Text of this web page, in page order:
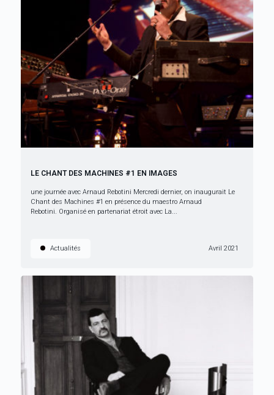
LE CHANT DES MACHINES #1 EN IMAGES
une journée avec Arnaud Rebotini Mercredi dernier, on inaugurait Le
Chant des Machines #1 en présence du maestro Arnaud
Rebotini. Organisé en partenariat étroit avec La...
Actualités Avril 2021